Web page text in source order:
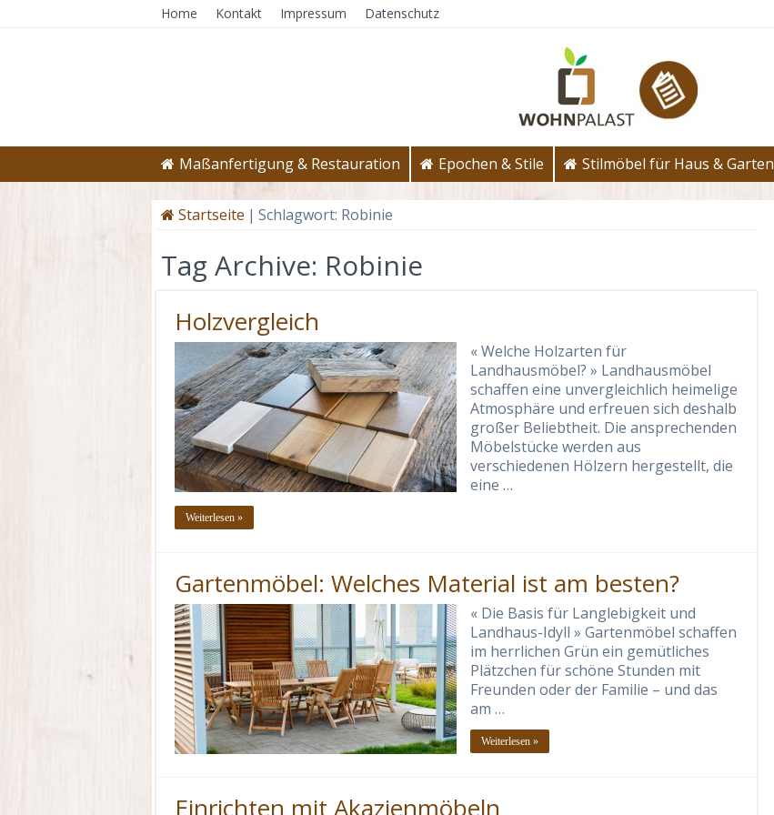
Home Kontakt Impressum Datenschutz
Maßanfertigung & Restauration Epochen & Stile Stilmöbel für Haus & Garten
Startseite | Schlagwort: Robinie
Tag Archive: Robinie
Holzvergleich
« Welche Holzarten für
Landhausmöbel? » Landhausmöbel
schaffen eine unvergleichlich heimelige
Atmosphäre und erfreuen sich deshalb
großer Beliebtheit. Die ansprechenden
Möbelstücke werden aus
verschiedenen Hölzern hergestellt, die
eine …
Weiterlesen »
Gartenmöbel: Welches Material ist am besten?
« Die Basis für Langlebigkeit und
Landhaus-Idyll » Gartenmöbel schaffen
im herrlichen Grün ein gemütliches
Plätzchen für schöne Stunden mit
Freunden oder der Familie – und das
am …
Weiterlesen »
Einrichten mit Akazienmöbeln